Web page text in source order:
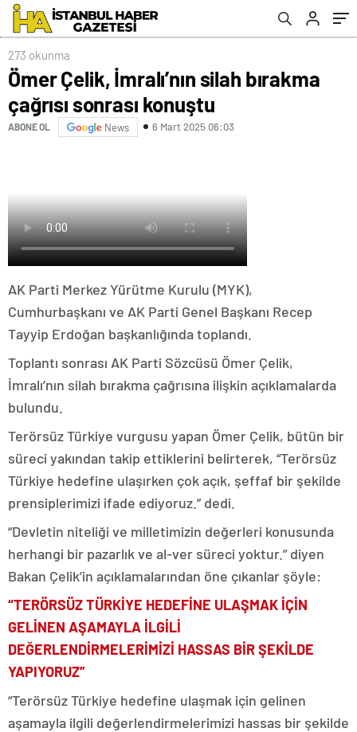
273 okunma
Ömer Çelik, İmralı’nın silah bırakma
çağrısı sonrası konuştu
ABONE OL News 6 Mart 2025 06:03
AK Parti Merkez Yürütme Kurulu (MYK),
Cumhurbaşkanı ve AK Parti Genel Başkanı Recep
Tayyip Erdoğan başkanlığında toplandı.
Toplantı sonrası AK Parti Sözcüsü Ömer Çelik,
İmralı’nın silah bırakma çağrısına ilişkin açıklamalarda
bulundu.
Terörsüz Türkiye vurgusu yapan Ömer Çelik, bütün bir
süreci yakından takip ettiklerini belirterek, “Terörsüz
Türkiye hedefine ulaşırken çok açık, şeffaf bir şekilde
prensiplerimizi ifade ediyoruz.” dedi.
“Devletin niteliği ve milletimizin değerleri konusunda
herhangi bir pazarlık ve al-ver süreci yoktur.” diyen
Bakan Çelik’in açıklamalarından öne çıkanlar şöyle:
“TERÖRSÜZ TÜRKİYE HEDEFİNE ULAŞMAK İÇİN
GELİNEN AŞAMAYLA İLGİLİ
DEĞERLENDİRMELERİMİZİ HASSAS BİR ŞEKİLDE
YAPIYORUZ”
“Terörsüz Türkiye hedefine ulaşmak için gelinen
aşamayla ilgili değerlendirmelerimizi hassas bir şekilde